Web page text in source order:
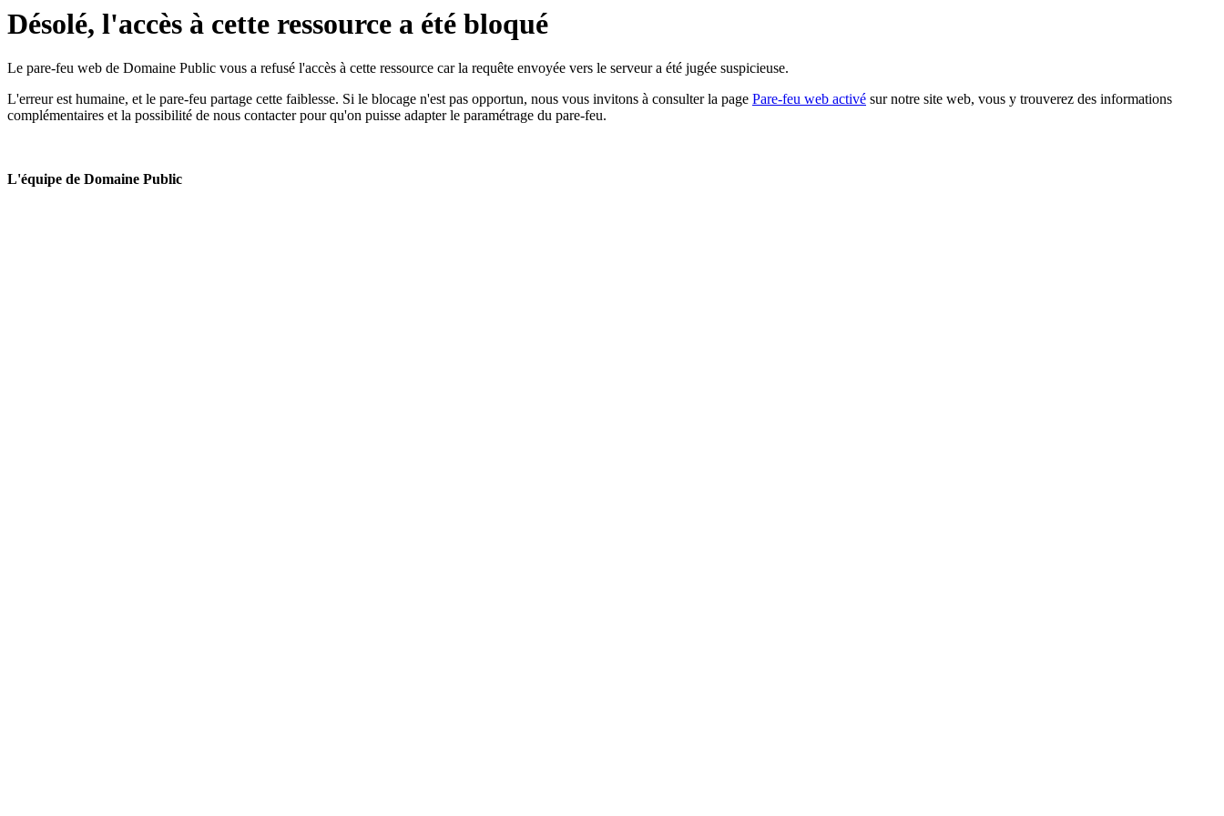
Désolé, l'accès à cette ressource a été bloqué
Le pare-feu web de Domaine Public vous a refusé l'accès à cette ressource car la requête envoyée vers le serveur a été jugée suspicieuse.
L'erreur est humaine, et le pare-feu partage cette faiblesse. Si le blocage n'est pas opportun, nous vous invitons à consulter la page Pare-feu web activé sur notre site web, vous y trouverez des informations
complémentaires et la possibilité de nous contacter pour qu'on puisse adapter le paramétrage du pare-feu.
L'équipe de Domaine Public